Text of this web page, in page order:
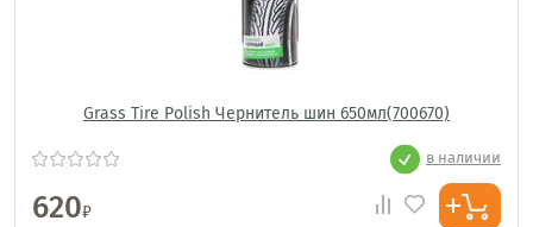
Grass Tire Polish Чернитель шин 650мл(700670)
в наличии
620₽